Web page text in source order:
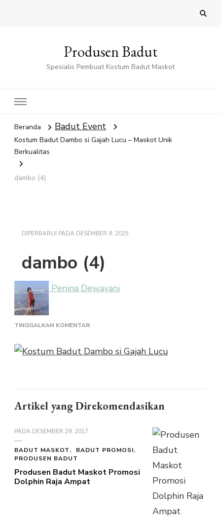
Produsen Badut
Spesialis Pembuat Kostum Badut Maskot
Beranda Badut Event
Kostum Badut Dambo si Gajah Lucu – Maskot Unik
Berkualitas
dambo (4)
DIPERBARUI PADA DESEMBER 9, 2025
dambo (4)
Penina Dewayani
TINGGALKAN KOMENTARPADA
Artikel yang Direkomendasikan
PADA DESEMBER 29, 2017
BADUT MASKOT
BADUT PROMOSI
PRODUSEN BADUT
Produsen Badut Maskot Promosi
Dolphin Raja Ampat